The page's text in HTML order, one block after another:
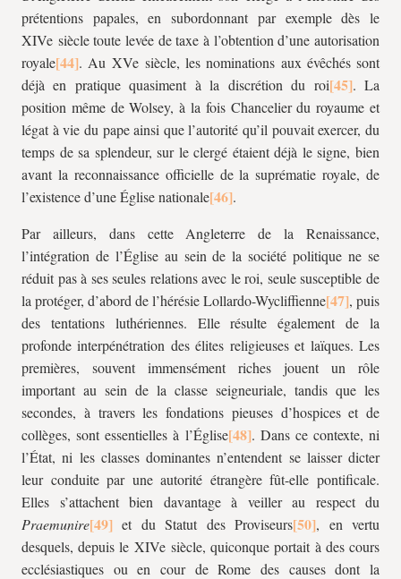
prétentions papales, en subordonnant par exemple dès le
XIVe siècle toute levée de taxe à l’obtention d’une autorisation
royale
. Au XVe siècle, les nominations aux évêchés sont
déjà en pratique quasiment à la discrétion du roi
. La
position même de Wolsey, à la fois Chancelier du royaume et
légat à vie du pape ainsi que l’autorité qu’il pouvait exercer, du
temps de sa splendeur, sur le clergé étaient déjà le signe, bien
avant la reconnaissance officielle de la suprématie royale, de
l’existence d’une Église nationale
.
Par ailleurs, dans cette Angleterre de la Renaissance,
l’intégration de l’Église au sein de la société politique ne se
réduit pas à ses seules relations avec le roi, seule susceptible de
la protéger, d’abord de l’hérésie Lollardo-Wycliffienne
, puis
des tentations luthériennes. Elle résulte également de la
profonde interpénétration des élites religieuses et laïques. Les
premières, souvent immensément riches jouent un rôle
important au sein de la classe seigneuriale, tandis que les
secondes, à travers les fondations pieuses d’hospices et de
collèges, sont essentielles à l’Église
. Dans ce contexte, ni
l’État, ni les classes dominantes n’entendent se laisser dicter
leur conduite par une autorité étrangère fût-elle pontificale.
Elles s’attachent bien davantage à veiller au respect du
Praemunire
et du Statut des Proviseurs
, en vertu
desquels, depuis le XIVe siècle, quiconque portait à des cours
ecclésiastiques ou en cour de Rome des causes dont la